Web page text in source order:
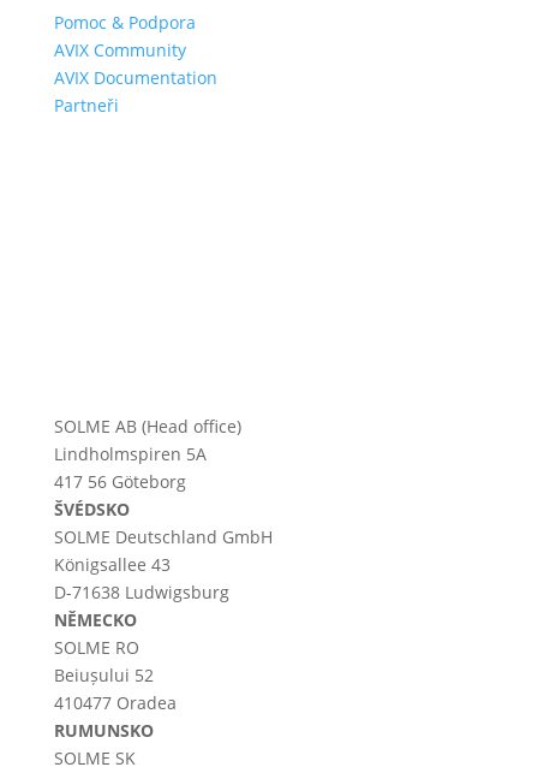
Pomoc & Podpora
AVIX Community
AVIX Documentation
Partneři
SOLME AB (Head office)
Lindholmspiren 5A
417 56 Göteborg
ŠVÉDSKO
SOLME Deutschland GmbH
Königsallee 43
D-71638 Ludwigsburg
NĚMECKO
SOLME RO
Beiușului 52
410477 Oradea
RUMUNSKO
SOLME SK